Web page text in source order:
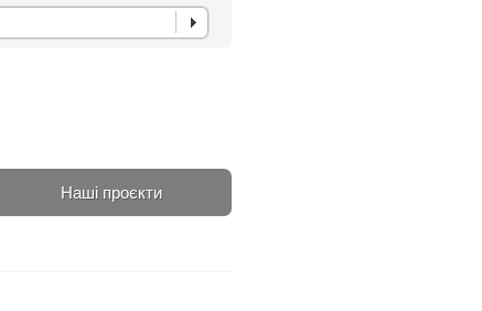
Наші проєкти